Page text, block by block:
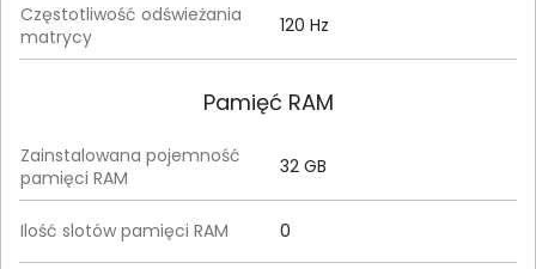
Częstotliwość odświeżania
matrycy
120 Hz
Pamięć RAM
Zainstalowana pojemność
pamięci RAM
32 GB
Ilość slotów pamięci RAM 0